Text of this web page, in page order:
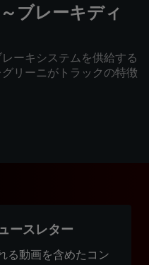
ブレーキディ
ーキシステムを供給する
リーニがトラックの特徴
ースレター
る動画を含めたコン